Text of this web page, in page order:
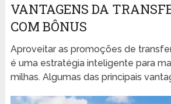
VANTAGENS DA
COM BÔNUS
Aproveitar as promoções de
é uma estratégia inteligente para
milhas. Algumas das principais